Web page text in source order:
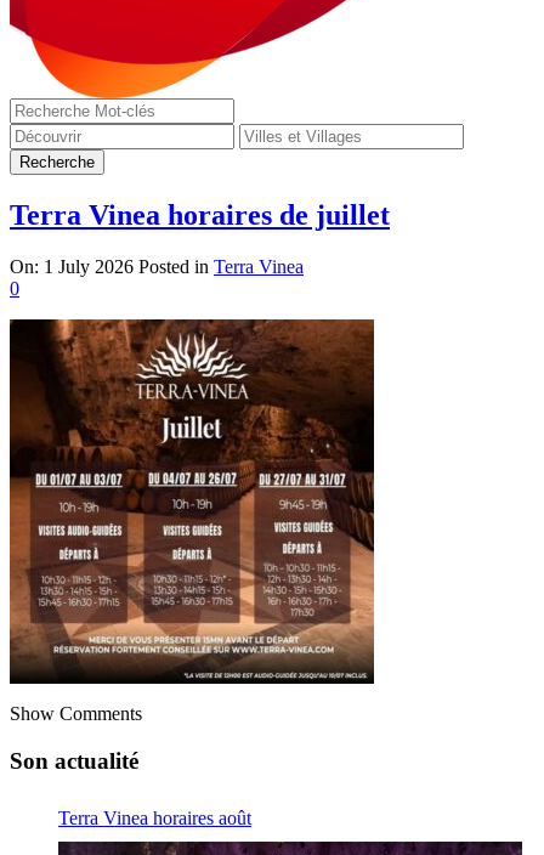
Terra Vinea horaires de juillet
On: 1 July 2026 Posted in Terra Vinea
0
Show Comments
Son actualité
Terra Vinea horaires août